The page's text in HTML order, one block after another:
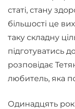
статі, стану
більшості це
таку складну
підготуватись
розповідає
любитель, яка
Одинадцять